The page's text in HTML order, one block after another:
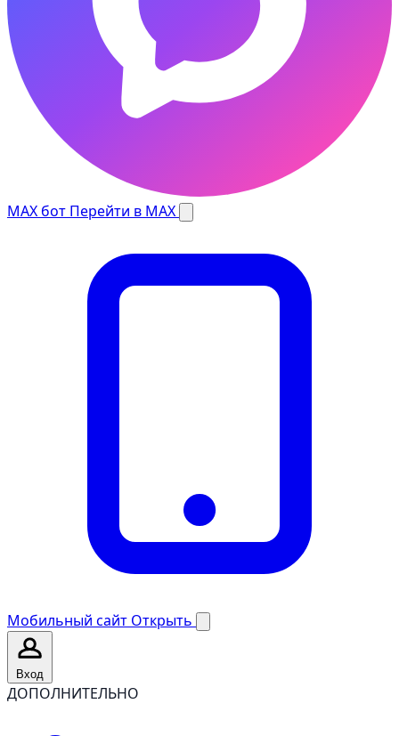
MAX бот Перейти в MAX
Мобильный сайт Открыть
Вход
ДОПОЛНИТЕЛЬНО